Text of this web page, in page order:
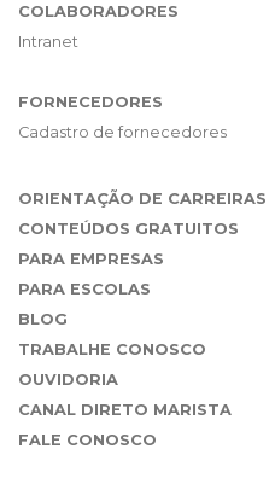
COLABORADORES
Intranet
FORNECEDORES
Cadastro de fornecedores
ORIENTAÇÃO DE CARREIRAS
CONTEÚDOS GRATUITOS
PARA EMPRESAS
PARA ESCOLAS
BLOG
TRABALHE CONOSCO
OUVIDORIA
CANAL DIRETO MARISTA
FALE CONOSCO